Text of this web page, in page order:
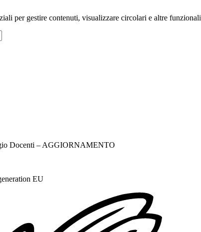
per gestire contenuti, visualizzare circolari e altre
Docenti – AGGIORNAMENTO